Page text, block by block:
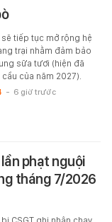
tiếp tục mở rộng hệ
trại nhằm đảm bảo
sữa tươi (hiện đã
của năm 2027).
- 6 giờ trước
phạt nguội
tháng 7/2026